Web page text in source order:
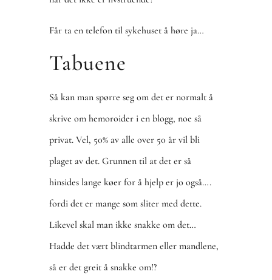
Får ta en telefon til sykehuset å høre ja…
Tabuene
Så kan man spørre seg om det er normalt å
skrive om hemoroider i en blogg, noe så
privat. Vel, 50% av alle over 50 år vil bli
plaget av det. Grunnen til at det er så
hinsides lange køer for å hjelp er jo også….
fordi det er mange som sliter med dette.
Likevel skal man ikke snakke om det…
Hadde det vært blindtarmen eller mandlene,
så er det greit å snakke om!?